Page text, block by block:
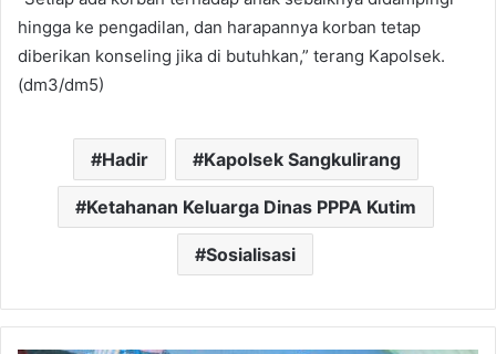
hingga ke pengadilan, dan harapannya korban tetap
diberikan konseling jika di butuhkan,” terang Kapolsek.
(dm3/dm5)
Hadir Kapolsek Sangkulirang
Ketahanan Keluarga Dinas PPPA Kutim
Sosialisasi